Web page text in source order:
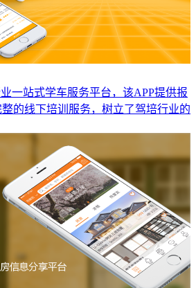
一站式学车服务平台，该APP提供报
的线下培训服务，树立了驾培行业的